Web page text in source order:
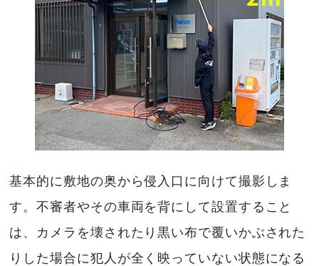
基本的に敷地の奥から侵入口に向けて撮影しま
す。不審者やその車両を背にして設置すること
は、カメラを壊されたり黒い布で覆いかぶされた
りした場合に犯人が全く映っていない状態になる